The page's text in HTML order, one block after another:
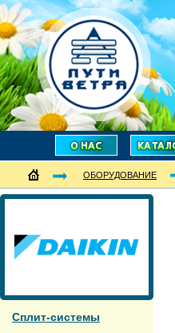
ОБОРУДОВАНИЕ
Сплит-системы